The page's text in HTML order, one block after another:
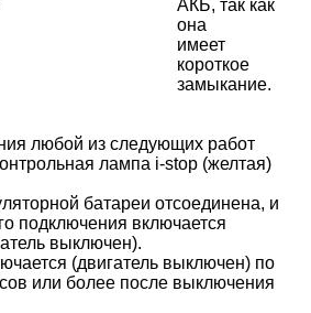
АКБ, так как
она
имеет
короткое
замыкание.
любой из следующих работ
лампа i-stop (желтая)
батареи отсоединена, и
подключения включается
выключен).
(двигатель выключен) по
или более после выключения